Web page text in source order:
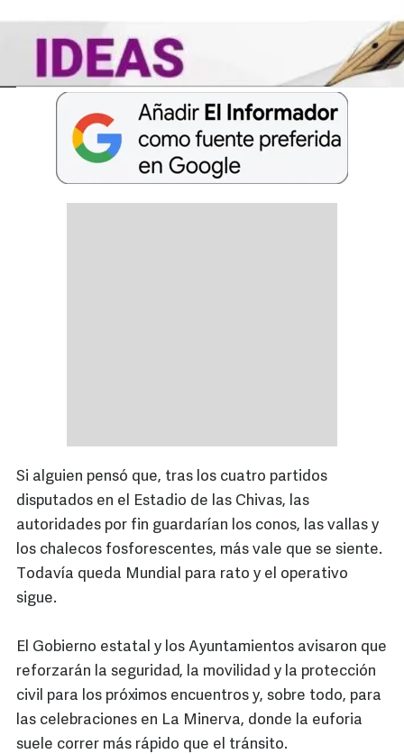
Si alguien pensó que, tras los cuatro partidos
disputados en el Estadio de las Chivas, las
autoridades por fin guardarían los conos, las vallas y
los chalecos fosforescentes, más vale que se siente.
Todavía queda Mundial para rato y el operativo
sigue.
El Gobierno estatal y los Ayuntamientos avisaron que
reforzarán la seguridad, la movilidad y la protección
civil para los próximos encuentros y, sobre todo, para
las celebraciones en La Minerva, donde la euforia
suele correr más rápido que el tránsito.